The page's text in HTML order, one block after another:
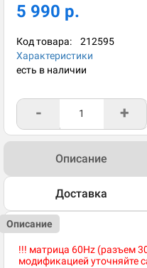
5 990 р.
Код товара: 212595
Характеристики
есть в наличии
- +
Описание
Доставка
Описание
!!! матрица 60Hz (разъем
модификацией уточняйте